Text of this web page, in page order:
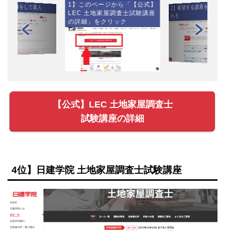
員登録をして購入
1】このページから「【公式】
LEC 土地家屋調査士試験講座
の詳細」をクリック
2】希望する講座をカー
れる
【公式】LEC 土地家屋調査士
試験講座の詳細
4位】日建学院 土地家屋調査士試験講座